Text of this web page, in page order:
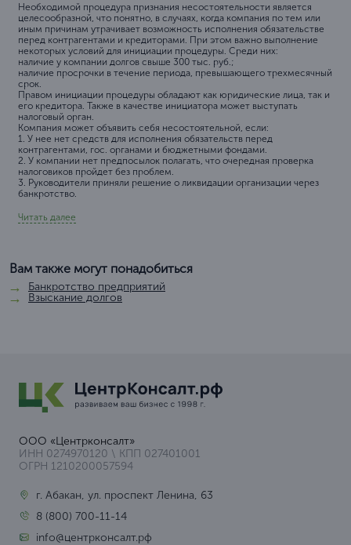
Необходимой процедура признания несостоятельности является
целесообразной, что понятно, в случаях, когда компания по тем или
иным причинам утрачивает возможность исполнения обязательстве
перед контрагентами и кредиторами. При этом важно выполнение
некоторых условий для инициации процедуры. Среди них:
наличие у компании долгов свыше 300 тыс. руб.;
наличие просрочки в течение периода, превышающего трехмесячный
срок.
Правом инициации процедуры обладают как юридические лица, так и
его кредитора. Также в качестве инициатора может выступать
налоговый орган.
Компания может объявить себя несостоятельной, если:
1. У нее нет средств для исполнения обязательств перед
контрагентами, гос. органами и бюджетными фондами.
2. У компании нет предпосылок полагать, что очередная проверка
налоговиков пройдет без проблем.
3. Руководители приняли решение о ликвидации организации через
банкротство.
Читать далее
Вам также могут понадобиться
Банкротство предприятий
Взыскание долгов
ООО «Центрконсалт»
ИНН 0274970120 \ КПП 027401001
ОГРН 1210200057594
г. Абакан, ул. проспект Ленина, 63
8 (800) 700-11-14
info@центрконсалт.рф